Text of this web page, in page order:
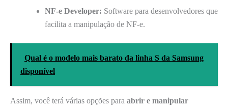
NF-e Developer: Software para desenvolvedores que
facilita a manipulação de NF-e.
Qual é o modelo mais barato da linha S da Samsung
disponível
Assim, você terá várias opções para abrir e manipular